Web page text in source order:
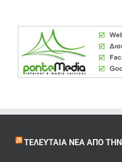
ΤΕΛΕΥΤΑΊΑ ΝΈΑ ΑΠΌ